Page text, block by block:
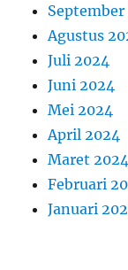
September
Agustus
Juli 2024
Juni 2024
Mei 2024
April 2024
Maret 2024
Februari
Januari